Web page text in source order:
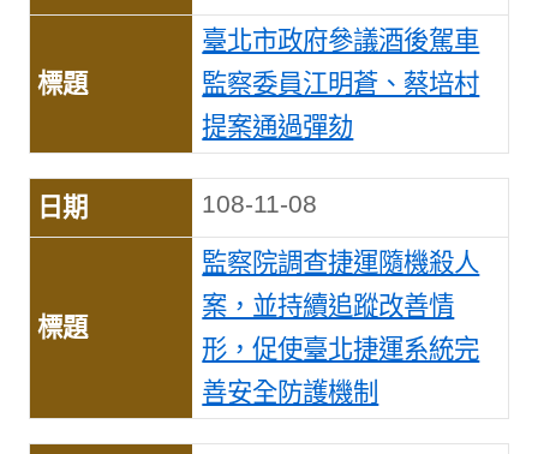
臺北市政府參議酒後駕車
監察委員江明蒼、蔡培村
提案通過彈劾
108-11-08
監察院調查捷運隨機殺人
案，並持續追蹤改善情
形，促使臺北捷運系統完
善安全防護機制